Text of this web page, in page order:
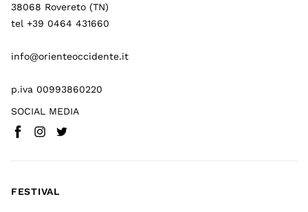
38068 Rovereto (TN)
tel +39 0464 431660
info@orienteoccidente.it
p.iva 00993860220
SOCIAL MEDIA
Facebook(
Instagram
Twitter
FESTIVAL